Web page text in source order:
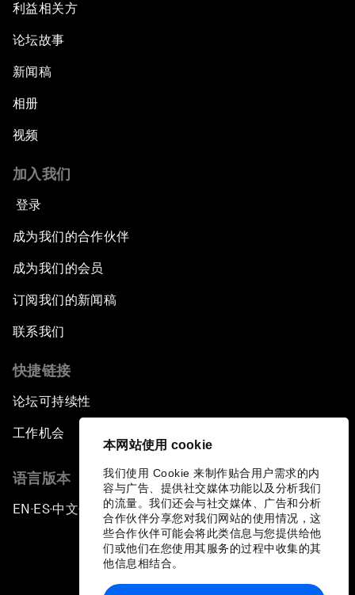
本网站使用 cookie
我们使用 Cookie 来制作贴合用户需求的内
容与广告、提供社交媒体功能以及分析我们
的流量。我们还会与社交媒体、广告和分析
合作伙伴分享您对我们网站的使用情况，这
些合作伙伴可能会将此类信息与您提供给他
们或他们在您使用其服务的过程中收集的其
他信息相结合。
利益相关方
论坛故事
新闻稿
相册
视频
加入我们
登录
成为我们的合作伙伴
成为我们的会员
订阅我们的新闻稿
联系我们
快捷链接
论坛可持续性
工作机会
语言版本
EN ▪ES▪中文▪ 日本語